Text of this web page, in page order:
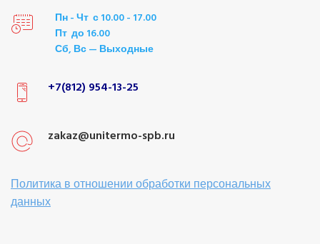
Пн - Чт с 10.00 - 17.00
Пт до 16.00
Сб, Вс — Выходные
+7(812) 954-13-25
zakaz@unitermo-spb.ru
Политика в отношении обработки персональных
данных